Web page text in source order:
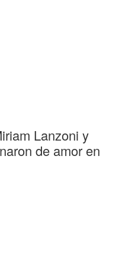
Lanzoni y
de amor en